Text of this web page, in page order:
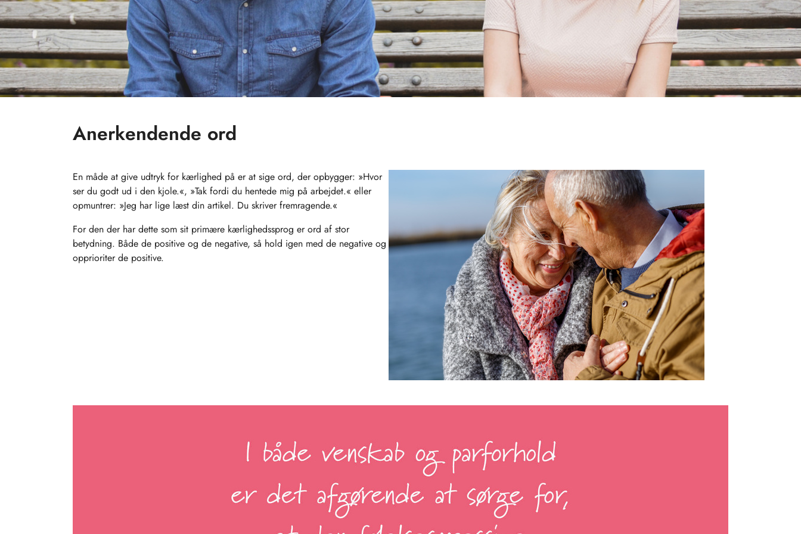
Anerkendende ord
En måde at give udtryk for kærlighed på er at sige ord, der opbygger: »Hvor
ser du godt ud i den kjole.«, »Tak fordi du hentede mig på arbejdet.« eller
opmuntrer: »Jeg har lige læst din artikel. Du skriver fremragende.«
For den der har dette som sit primære kærlighedssprog er ord af stor
betydning. Både de positive og de negative, så hold igen med de negative og
opprioriter de positive.